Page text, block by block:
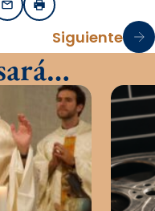
EmailImprimir
Siguiente